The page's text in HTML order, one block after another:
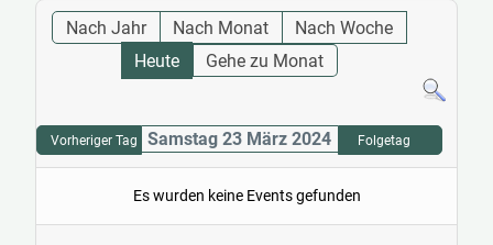
Nach Jahr Nach Monat
Nach Woche
Heute
Gehe zu Monat
Vorheriger Tag Samstag 23 März 2024 Folgetag
Es wurden keine Events gefunden